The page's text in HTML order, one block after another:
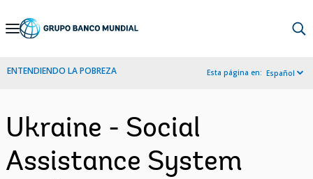
Skip
Navigation
ENTENDIENDO LA POBREZA Esta página en: Español
Ukraine - Social
Assistance System